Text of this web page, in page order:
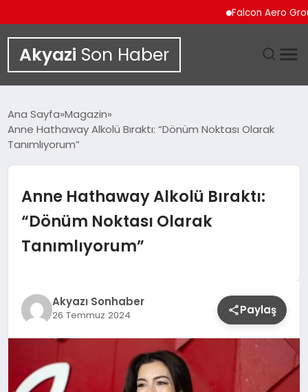
Falcon Aero Group,
Akyazi Son Haber
SIYASET
SPOR
YAŞAM
Ana Sayfa Magazin
Anne Hathaway Alkolü Bıraktı: “Dönüm Noktası Olarak
Tanımlıyorum”
Anne Hathaway Alkolü Bıraktı:
“Dönüm Noktası Olarak
Tanımlıyorum”
Akyazı Sonhaber
26 Temmuz 2024 Paylaş